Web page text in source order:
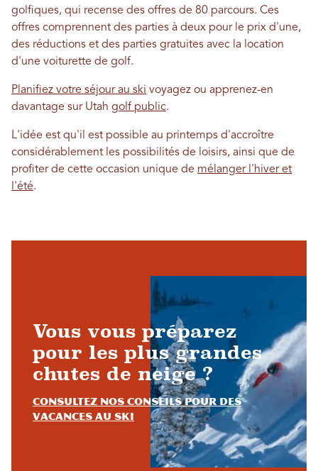
golfiques, qui recense des offres de 80 parcours. Ces
offres comprennent des parties à deux pour le prix d'une,
des réductions et des parties gratuites avec la location
d'une voiturette de golf.
Planifiez votre séjour au ski voyagez ou apprenez-en
davantage sur Utah golf public.
L'idée est qu'il est possible au printemps d'accroître
considérablement les possibilités de loisirs, ainsi que de
profiter de cette occasion unique de mélanger l'hiver et
l'été.
Vous vous préparez
pour les plus grandes
chutes de neige ?
Consultez nos conseils pour des
vacances au ski